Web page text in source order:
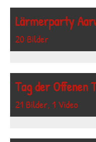
Lärmerparty
20 Bilder
Tag der Offenen
21 Bilder, 1 Video